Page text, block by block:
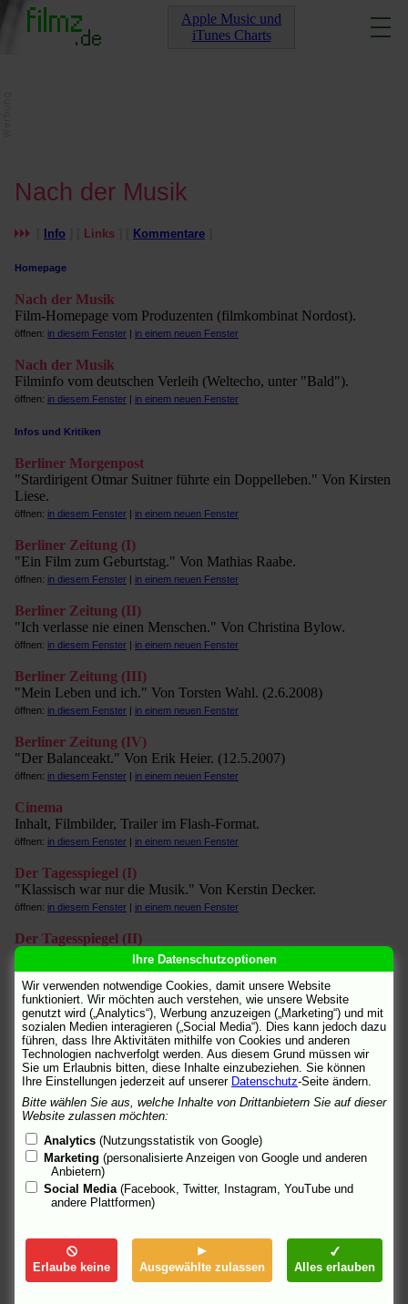
Apple Music und
iTunes Charts
Nach der Musik
Info Links Kommentare
Homepage
Nach der Musik
Film-Homepage vom Produzenten (filmkombinat Nordost).
öffnen: in diesem Fenster | in einem neuen Fenster
Nach der Musik
Filminfo vom deutschen Verleih (Weltecho, unter "Bald").
öffnen: in diesem Fenster | in einem neuen Fenster
Infos und Kritiken
Berliner Morgenpost
"Stardirigent Otmar Suitner führte ein Doppelleben." Von Kirsten
Liese.
öffnen: in diesem Fenster | in einem neuen Fenster
Berliner Zeitung (I)
"Ein Film zum Geburtstag." Von Mathias Raabe.
öffnen: in diesem Fenster | in einem neuen Fenster
Berliner Zeitung (II)
"Ich verlasse nie einen Menschen." Von Christina Bylow.
öffnen: in diesem Fenster | in einem neuen Fenster
Berliner Zeitung (III)
"Mein Leben und ich." Von Torsten Wahl. (2.6.2008)
öffnen: in diesem Fenster | in einem neuen Fenster
Berliner Zeitung (IV)
"Der Balanceakt." Von Erik Heier. (12.5.2007)
öffnen: in diesem Fenster | in einem neuen Fenster
Cinema
Inhalt, Filmbilder, Trailer im Flash-Format.
öffnen: in diesem Fenster | in einem neuen Fenster
Der Tagesspiegel (I)
"Klassisch war nur die Musik." Von Kerstin Decker.
öffnen: in diesem Fenster | in einem neuen Fenster
Der Tagesspiegel (II)
"Vater mit zwei Frauen." Von Thomas Gehringer. (2.6.2008)
öffnen:in diesem Fenster|in einem neuen Fenster
Deutschlandradio Kultur
Kritik von Hannelore Heider.
öffnen:in diesem Fenster|in einem neuen Fenster
filmportal.de
Inhalt, Credits, Materialien.
öffnen: in diesem Fenster| in einem neuen Fenster
FIRST STEPS
Filminfo.
in diesem Fenster
FR-online.de
"Mein Vater und ich." Von Heike Kühn.
Ihre Datenschutzoptionen
Wir verwenden notwendige Cookies, damit unsere Website
funktioniert. Wir möchten auch verstehen, wie unsere Website
genutzt wird („Analytics“), Werbung anzuzeigen („Marketing“) und mit
sozialen Medien interagieren („Social Media“). Dies kann jedoch dazu
führen, dass Ihre Aktivitäten mithilfe von Cookies und anderen
Technologien nachverfolgt werden. Aus diesem Grund müssen wir
Sie um Erlaubnis bitten, diese Inhalte einzubeziehen. Sie können
Ihre Einstellungen jederzeit auf unserer Datenschutz-Seite ändern.
Bitte wählen Sie aus, welche Inhalte von Drittanbietern Sie auf dieser
Website zulassen möchten:
Analytics (Nutzungsstatistik von Google)
Marketing (personalisierte Anzeigen von Google und anderen
Anbietern)
Social Media (Facebook, Twitter, Instagram, YouTube und
andere Plattformen)
Erlaube keine Ausgewählte zulassen Alles erlauben